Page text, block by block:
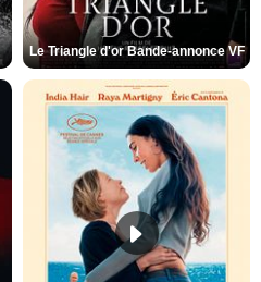
Le Triangle d'or Bande-annonce VF